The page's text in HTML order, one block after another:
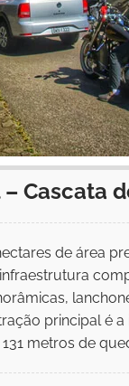
Cascata
de área
principal é a
metros de